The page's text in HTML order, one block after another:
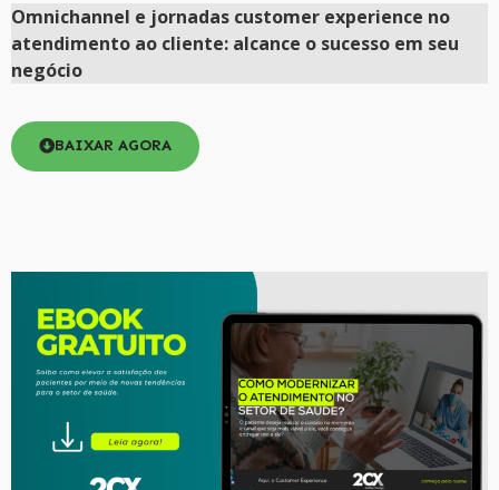
Omnichannel e jornadas customer experience no
atendimento ao cliente: alcance o sucesso em seu
negócio
BAIXAR AGORA